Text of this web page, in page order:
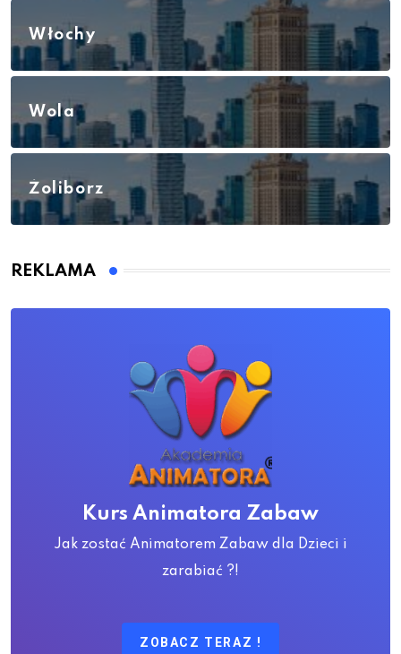
Włochy
Wola
Żoliborz
REKLAMA
Kurs Animatora Zabaw
Jak zostać Animatorem Zabaw dla Dzieci i
zarabiać ?!
ZOBACZ TERAZ !